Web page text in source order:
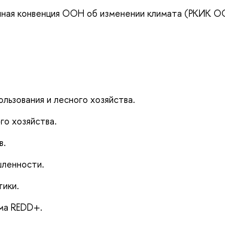
конвенция ООН об изменении климата (РКИК
и лесного хозяйства.
хозяйства.
REDD+.